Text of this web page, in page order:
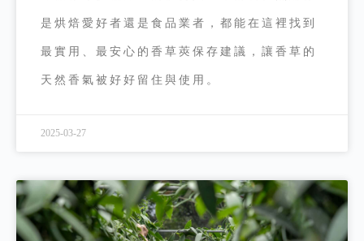
是烘焙愛好者還是食品業者，都能在這裡找到
最實用、最安心的香草莢保存建議，讓香草的
天然香氣被好好留住與使用。
2025-03-27